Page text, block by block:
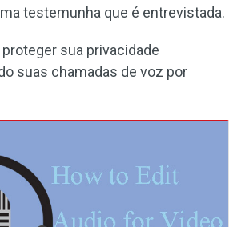
testemunha que é entrevistada.
sua privacidade
suas chamadas de voz por